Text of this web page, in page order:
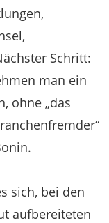
Schritt:
man ein
ohne „das
sich, bei den
aufbereiteten